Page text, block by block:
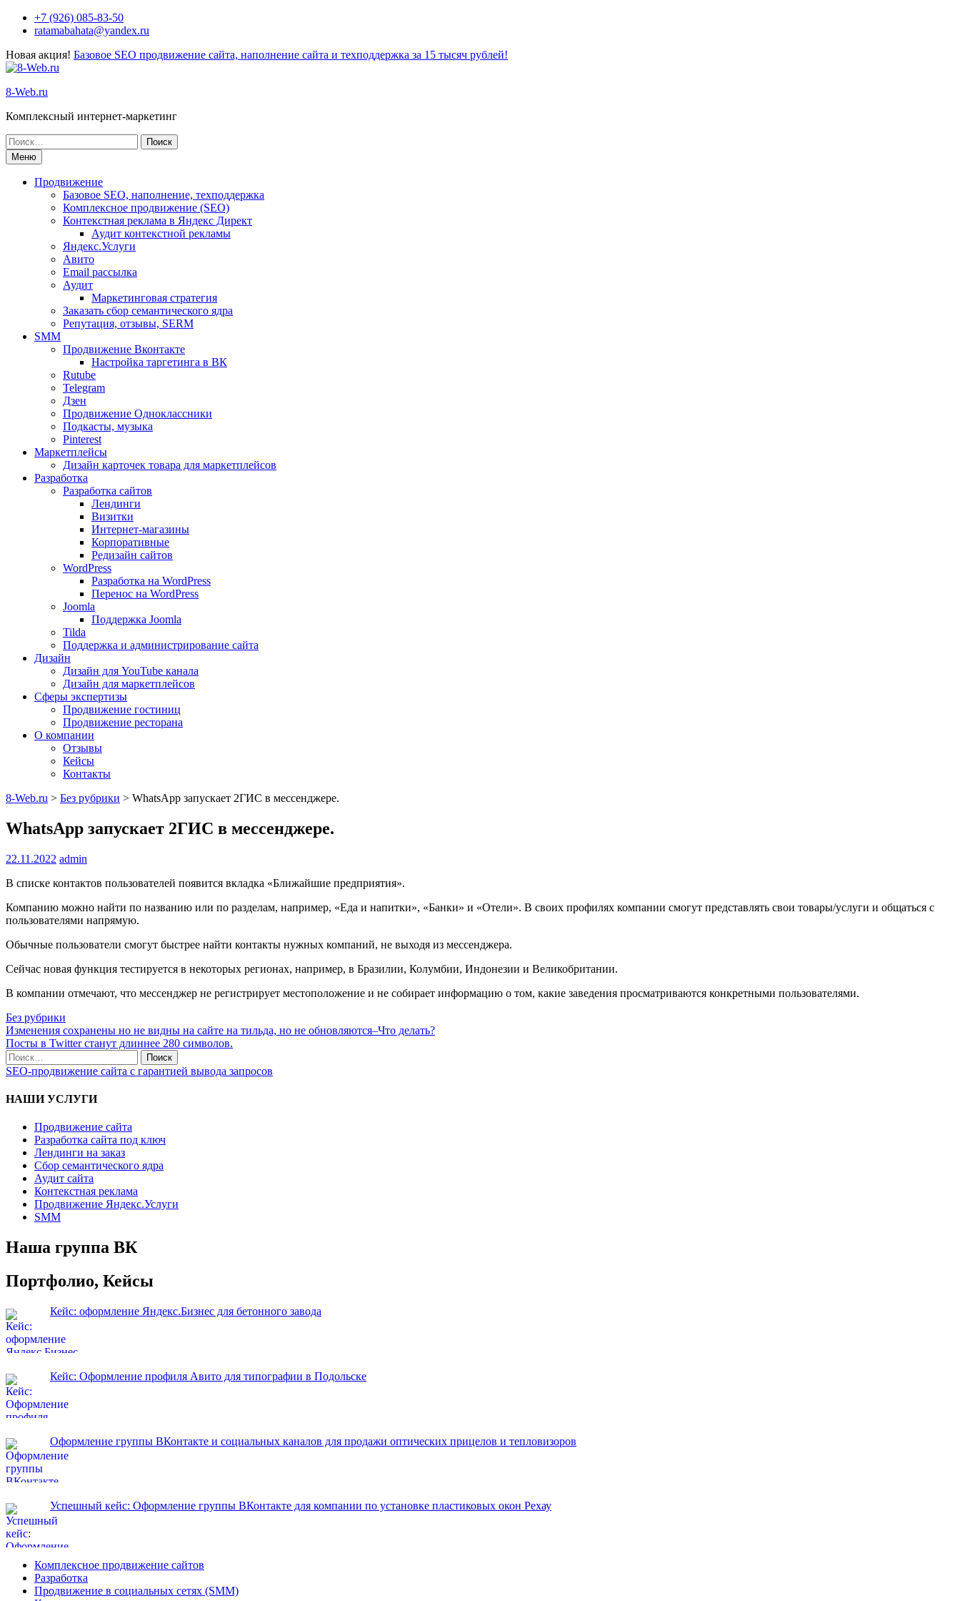
Перейти+7 (926) 085-83-50
ratamabahata@yandex.ru
Новая акция! Базовое SEO продвижение сайта, наполнение сайта и техподдержка за 15 тысяч рублей!
8-Web.ru
Комплексный интернет-маркетинг
Поиск
по:Меню
Продвижение
Базовое SEO, наполнение, техподдержка
Комплексное продвижение (SEO)
Контекстная реклама в Яндекс Директ
Аудит контекстной рекламы
Яндекс.Услуги
Авито
Email рассылка
Аудит
Маркетинговая стратегия
Заказать сбор семантического ядра
Репутация, отзывы, SERM
SMM
Продвижение Вконтакте
Настройка таргетинга в ВК
Rutube
Telegram
Дзен
Продвижение Одноклассники
Подкасты, музыка
Pinterest
Маркетплейсы
Дизайн карточек товара для маркетплейсов
Разработка
Разработка сайтов
Лендинги
Визитки
Интернет-магазины
Корпоративные
Редизайн сайтов
WordPress
Разработка на WordPress
Перенос на WordPress
Joomla
Поддержка Joomla
Tilda
Поддержка и администрирование сайта
Дизайн
Дизайн для YouTube канала
Дизайн для маркетплейсов
Сферы экспертизы
Продвижение гостиниц
Продвижение ресторана
О компании
Отзывы
Кейсы
Контакты
8-Web.ru > Без рубрики > WhatsApp запускает 2ГИС в мессенджере.
WhatsApp запускает 2ГИС в мессенджере.
22.11.2022 admin
В списке контактов пользователей появится вкладка «Ближайшие предприятия».
Компанию можно найти по названию или по разделам, например, «Еда и напитки», «Банки» и «Отели». В своих профилях компании смогут представлять свои товары/услуги и общаться с
пользователями напрямую.
Обычные пользователи смогут быстрее найти контакты нужных компаний, не выходя из мессенджера.
Сейчас новая функция тестируется в некоторых регионах, например, в Бразилии, Колумбии, Индонезии и Великобритании.
В компании отмечают, что мессенджер не регистрирует местоположение и не собирает информацию о том, какие заведения просматриваются конкретными пользователями.
Без рубрики
Навигация
по
записям
Изменения сохранены но не видны на сайте на тильда, но не обновляются–Что делать?
Посты в Twitter станут длиннее 280 символов.
Поиск
по:
SEO-продвижение сайта с гарантией вывода запросов
НАШИ УСЛУГИ
Продвижение сайта
Разработка сайта под ключ
Лендинги на заказ
Сбор семантического ядра
Аудит сайта
Контекстная реклама
Продвижение Яндекс.Услуги
SMM
Наша группа ВК
Портфолио, Кейсы
Кейс: оформление Яндекс.Бизнес для бетонного завода
Кейс: Оформление профиля Авито для типографии в Подольске
Оформление группы ВКонтакте и социальных каналов для продажи оптических прицелов и тепловизоров
Успешный кейс: Оформление группы ВКонтакте для компании по установке пластиковых окон Рехау
Комплексное продвижение сайтов
Разработка
Продвижение в социальных сетях (SMM)